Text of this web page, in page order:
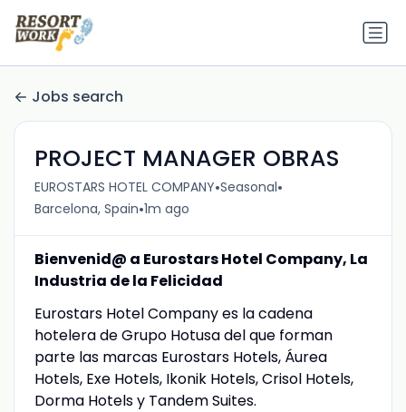
Jobs search
PROJECT MANAGER OBRAS
EUROSTARS HOTEL COMPANY•Seasonal•
Barcelona, Spain•1m ago
Bienvenid@ a Eurostars Hotel Company, La
Industria de la Felicidad
Eurostars Hotel Company es la cadena
hotelera de Grupo Hotusa del que forman
parte las marcas Eurostars Hotels, Áurea
Hotels, Exe Hotels, Ikonik Hotels, Crisol Hotels,
Dorma Hotels y Tandem Suites.